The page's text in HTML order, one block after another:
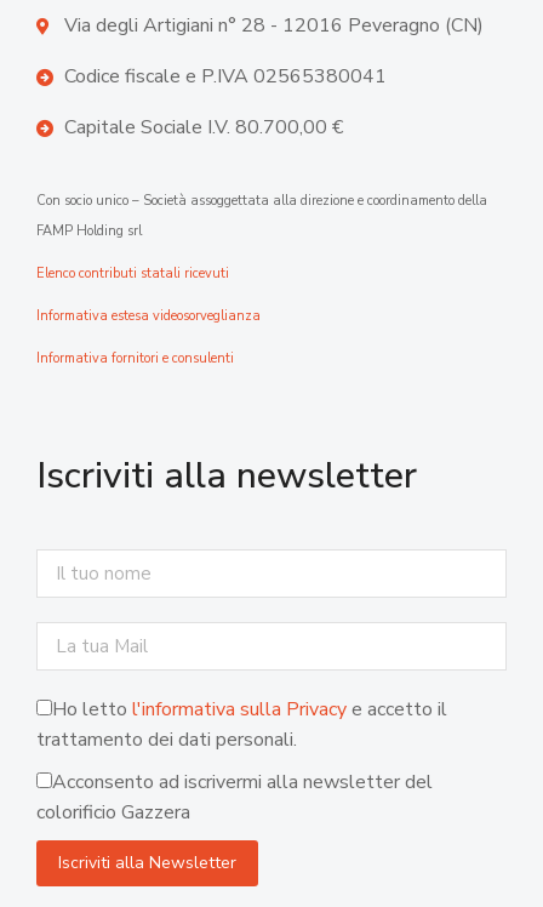
Via degli Artigiani n° 28 - 12016 Peveragno (CN)
Codice fiscale e P.IVA 02565380041
Capitale Sociale I.V. 80.700,00 €
Con socio unico – Società assoggettata alla direzione e coordinamento della
FAMP Holding srl
Elenco contributi statali ricevuti
Informativa estesa videosorveglianza
Informativa fornitori e consulenti
Iscriviti alla newsletter
Ho letto l'informativa sulla Privacye accetto il
trattamento dei dati personali.
Acconsento ad iscrivermi alla newsletter del
colorificio Gazzera